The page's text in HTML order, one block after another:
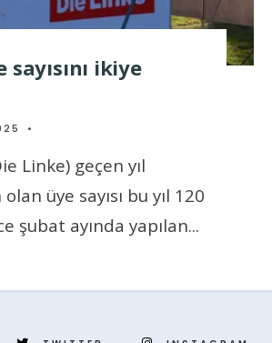
ikiye
•
Linke) geçen yıl
üye sayısı bu yıl 120
şubat ayında yapılan...